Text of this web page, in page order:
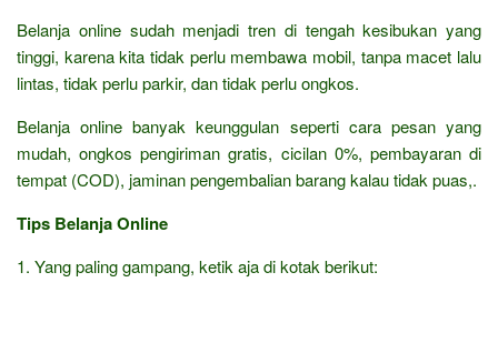
Belanja online sudah menjadi tren di tengah kesibukan yang
tinggi, karena kita tidak perlu membawa mobil, tanpa macet lalu
lintas, tidak perlu parkir, dan tidak perlu ongkos.
Belanja online banyak keunggulan seperti cara pesan yang
mudah, ongkos pengiriman gratis, cicilan 0%, pembayaran di
tempat (COD), jaminan pengembalian barang kalau tidak puas,.
Tips Belanja Online
1. Yang paling gampang, ketik aja di kotak berikut: